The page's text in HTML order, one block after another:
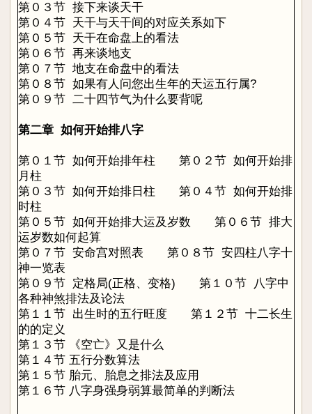
第０３节 接下来谈天干
第０４节 天干与天干间的对应关系如下
第０５节 天干在命盘上的看法
第０６节 再来谈地支
第０７节 地支在命盘中的看法
第０８节 如果有人问您出生年的天运五行属?
第０９节 二十四节气为什么要背呢
第二章 如何开始排八字
第０１节 如何开始排年柱 第０２节 如何开始排
月柱
第０３节 如何开始排日柱 第０４节 如何开始排
时柱
第０５节 如何开始排大运及岁数 第０６节 排大
运岁数如何起算
第０７节 安命宫对照表 第０８节 安四柱八字十
神一览表
第０９节 定格局(正格、变格) 第１０节
八字中
各种神煞排法及论法
第１１节 出生时的五行旺度 第１２节 十二长生
的的定义
第１３节 《空亡》又是什么
第１４节 五行分数算法
第１５节 胎元、胎息之排法及应用
第１６节 八字身强身弱算最简单的判断法